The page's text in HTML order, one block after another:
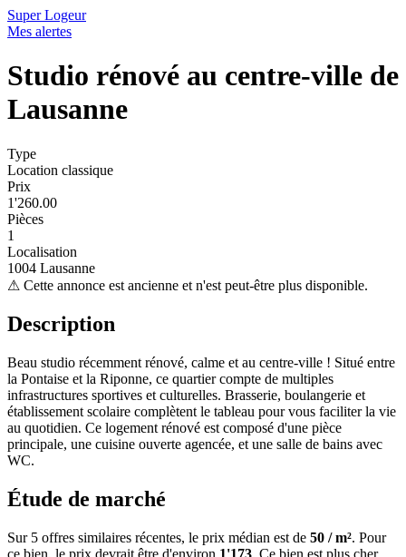
Super Logeur
Mes alertes
Studio rénové au centre-ville de
Lausanne
Type
Location classique
Prix
1'260.00
Pièces
1
Localisation
1004 Lausanne
⚠ Cette annonce est ancienne et n'est peut-être plus disponible.
Description
Beau studio récemment rénové, calme et au centre-ville ! Situé entre
la Pontaise et la Riponne, ce quartier compte de multiples
infrastructures sportives et culturelles. Brasserie, boulangerie et
établissement scolaire complètent le tableau pour vous faciliter la vie
au quotidien. Ce logement rénové est composé d'une pièce
principale, une cuisine ouverte agencée, et une salle de bains avec
WC.
Étude de marché
Sur 5 offres similaires récentes, le prix médian est de 50 / m². Pour
ce bien, le prix devrait être d'environ 1'173. Ce bien est plus cher